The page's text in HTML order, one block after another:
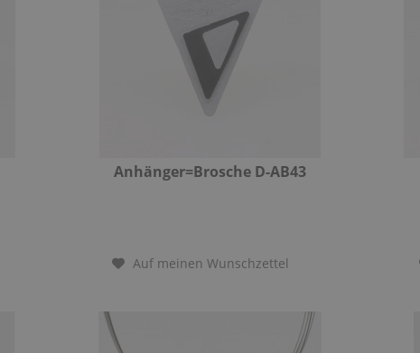
Anhänger=Brosche D-AB43
Auf meinen Wunschzettel